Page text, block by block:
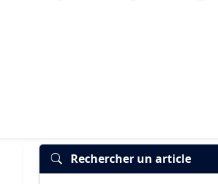
Rechercher un article